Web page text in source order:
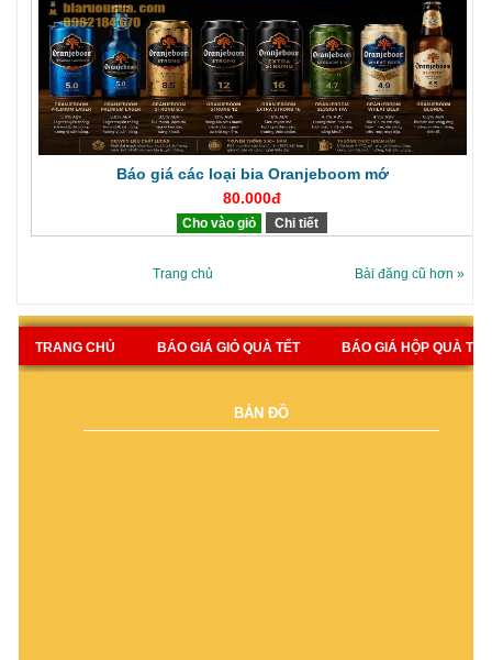
Báo giá các loại bia Oranjeboom mớ
80.000đ
Cho vào giỏ Chi tiết
Bài đăng cũ hơn »
Trang chủ
TRANG CHỦ BÁO GIÁ GIỎ QUÀ TẾT BÁO GIÁ HỘP QUÀ TẾT
BẢN ĐỒ